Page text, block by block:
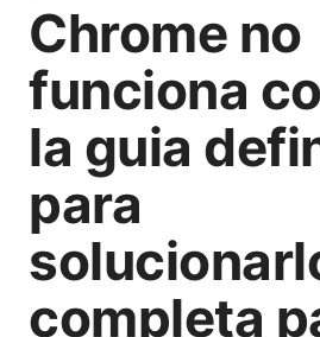
Chrome no
funciona
la guia
para
completa